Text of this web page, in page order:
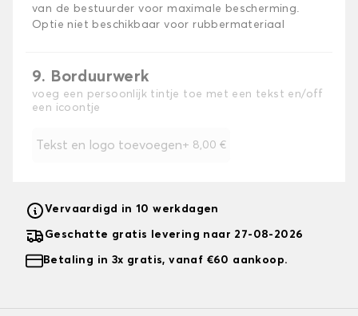
van de bestuurder voor maximale bescherming.
Optie niet beschikbaar voor rubbermateriaal
9. Borduurwerk
voeg een persoonlijk tintje toe met een tekst en/off
een icoontje
Tekst en logo toevoegen+ 8,00 €
Vervaardigd in 10 werkdagen
Geschatte gratis levering naar 27-08-2026
Betaling in 3x gratis, vanaf €60 aankoop.